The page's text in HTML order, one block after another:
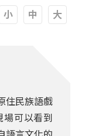
住民族語戲
可以看到